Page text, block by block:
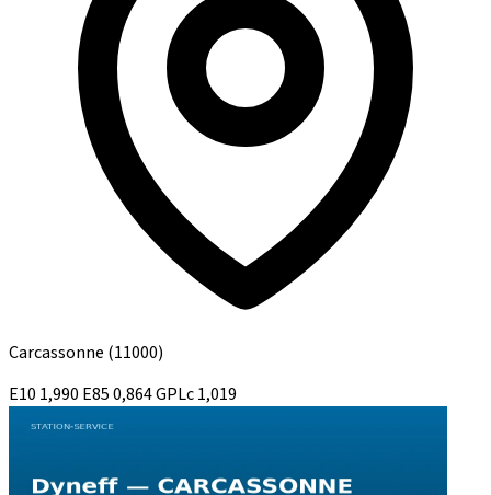
Carcassonne (11000)
E10 1,990 E850,864GPLc1,019